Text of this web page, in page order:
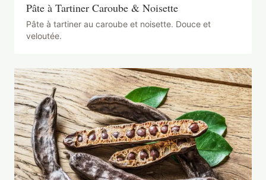
Pâte à Tartiner Caroube & Noisette
Pâte à tartiner au caroube et noisette. Douce et
veloutée.